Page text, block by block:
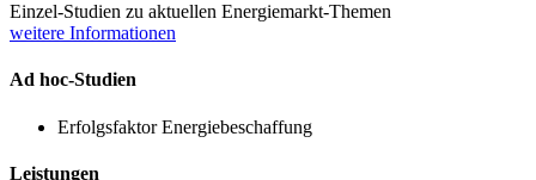
Einzel-Studien zu aktuellen Energiemarkt-Themen
weitere Informationen
Ad hoc-Studien
Erfolgsfaktor Energiebeschaffung
Leistungen